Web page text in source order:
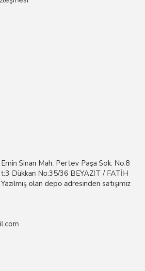
Sinan Mah. Pertev Paşa Sok. No:8
Dükkan No:35/36 BEYAZIT / FATİH
olan depo adresinden satışımız